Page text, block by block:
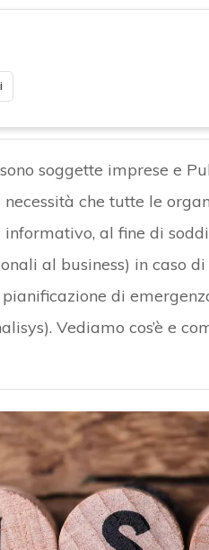
soggette imprese e
che tutte le
al fine di
al business) in caso
di
Vediamo cos’è e